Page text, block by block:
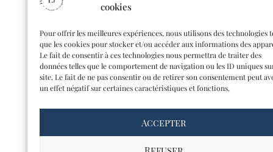
cookies
Pour offrir les meilleures expériences, nous utilisons des technologies
que les cookies pour stocker et/ou accéder aux informations des
Le fait de consentir à ces technologies nous permettra de traiter des
données telles que le comportement de navigation ou les ID uniques
site. Le fait de ne pas consentir ou de retirer son consentement peut
un effet négatif sur certaines caractéristiques et fonctions.
Accepter
CONTACT
A PROPOS